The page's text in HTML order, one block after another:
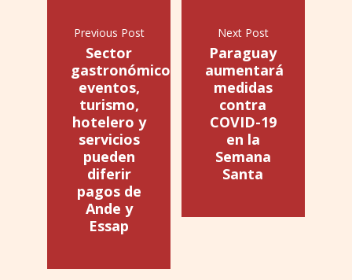
Previous Post
Sector
gastronómico,
eventos,
turismo,
hotelero y
servicios
pueden
diferir
pagos de
Ande y
Essap
Next Post
Paraguay
aumentará
medidas
contra
COVID-19
en la
Semana
Santa